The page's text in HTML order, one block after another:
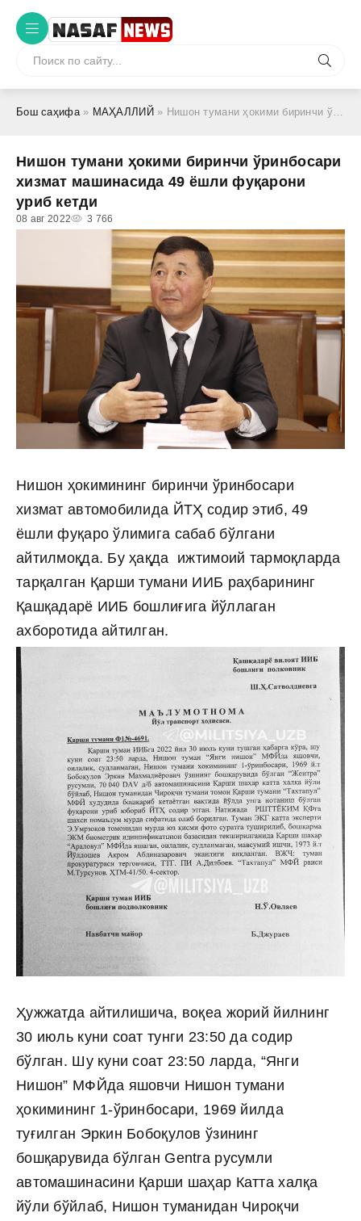
Бош саҳифа» МАҲАЛЛИЙ » Нишон тумани ҳокими биринчи ўринбосари хизмат машинасида 49 ёшли фуқарони уриб кетди
Нишон тумани ҳокими биринчи ўринбосари
хизмат машинасида 49 ёшли фуқарони
уриб кетди
08 авг 2022 3 766
Нишон ҳокимининг биринчи ўринбосари
хизмат автомобилида ЙТҲ содир этиб, 49
ёшли фуқаро ўлимига сабаб бўлгани
айтилмоқда. Бу ҳақда ижтимоий тармоқларда
тарқалган Қарши тумани ИИБ раҳбарининг
Қашқадарё ИИБ бошлиғига йўллаган
ахборотида айтилган.
Ҳужжатда айтилишича, воқеа жорий йилнинг
30 июль куни соат тунги 23:50 да содир
бўлган. Шу куни соат 23:50 ларда, “Янги
Нишон” МФЙда яшовчи Нишон тумани
ҳокимининг 1-ўринбосари, 1969 йилда
туғилган Эркин Бобоқулов ўзининг
бошқарувида бўлган Gentra русумли
автомашинасини Қарши шаҳар Катта халқа
йўли бўйлаб, Нишон туманидан Чироқчи